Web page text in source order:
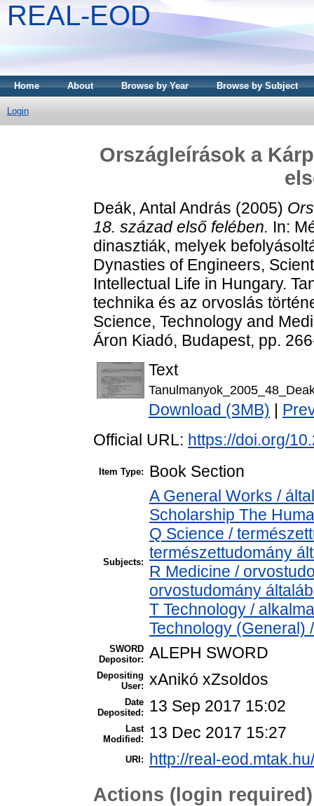
REAL-EOD
Home About Browse by Year Browse by Subject
Login
Országleírások a
Deák, Antal András (2005)
18. század első felében. In:
dinasztiák, melyek
Dynasties of Engineers,
Intellectual Life in Hungary.
technika és az orvoslás
Science, Technology and
Áron Kiadó, Budapest, pp.
Text
Download (3MB)
Official URL: https://doi.org/
Item Type: Book Section
Subjects:
A General Works /
Scholarship The
Q Science /
természettudomány
R Medicine /
orvostudomány
T Technology /
Technology (General)
SWORD
Depositor: ALEPH SWORD
Depositing
User: xAnikó xZsoldos
Date
Deposited:
13 Sep 2017 15:02
Last
Modified:
13 Dec 2017 15:27
URI: http://real-
Actions (login required)